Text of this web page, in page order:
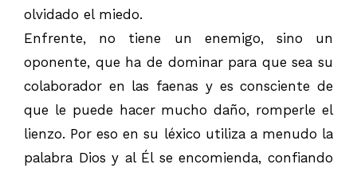
olvidado el miedo.
Enfrente, no tiene un enemigo, sino un
oponente, que ha de dominar para que sea su
colaborador en las faenas y es consciente de
que le puede hacer mucho daño, romperle el
lienzo. Por eso en su léxico utiliza a menudo la
palabra Dios y al Él se encomienda, confiando